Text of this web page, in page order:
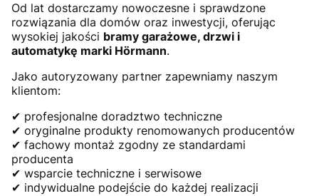
Od lat dostarczamy nowoczesne i sprawdzone
rozwiązania dla domów oraz inwestycji, oferując
wysokiej jakości bramy garażowe, drzwi i
automatykę marki Hörmann.
Jako autoryzowany partner zapewniamy naszym
klientom:
✔ profesjonalne doradztwo techniczne
✔ oryginalne produkty renomowanych producentów
✔ fachowy montaż zgodny ze standardami
producenta
✔ wsparcie techniczne i serwisowe
✔ indywidualne podejście do każdej realizacji